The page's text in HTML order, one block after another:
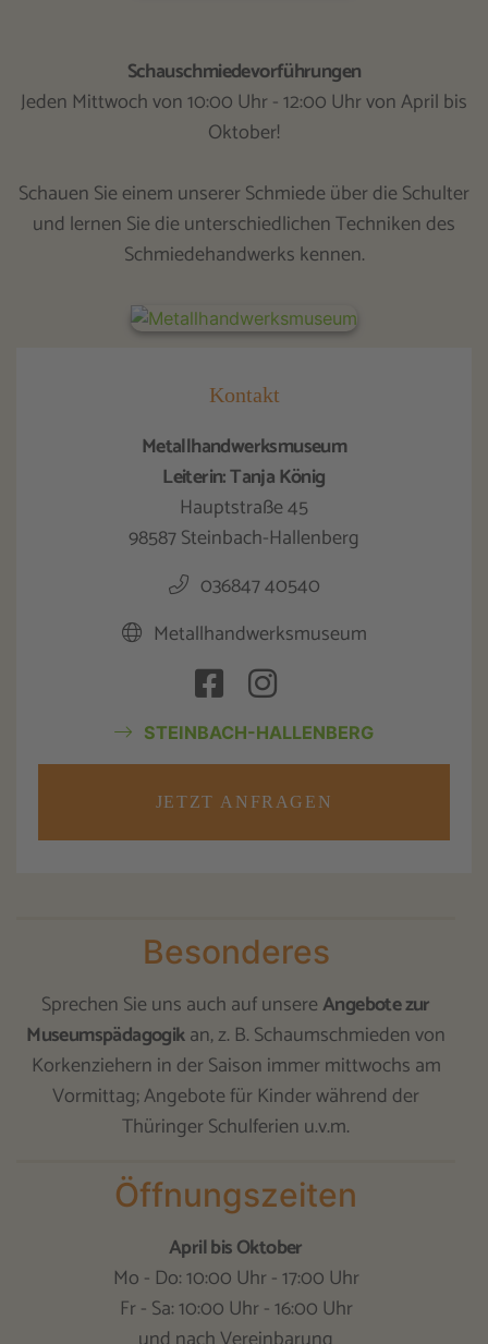
Schauschmiedevorführungen
Jeden Mittwoch von 10:00 Uhr - 12:00 Uhr von April bis
Oktober!
Schauen Sie einem unserer Schmiede über die Schulter
und lernen Sie die unterschiedlichen Techniken des
Schmiedehandwerks kennen.
Kontakt
Metallhandwerksmuseum
Leiterin: Tanja König
Hauptstraße 45
98587 Steinbach-Hallenberg
036847 40540
Metallhandwerksmuseum
STEINBACH-HALLENBERG
JETZT ANFRAGEN
Besonderes
Sprechen Sie uns auch auf unsereAngebote zur
Museumspädagogikan, z. B. Schaumschmieden von
Korkenziehern in der Saison immer mittwochs am
Vormittag; Angebote für Kinder während der
Thüringer Schulferien u.v.m.
Öffnungszeiten
April bis Oktober
Mo - Do: 10:00 Uhr - 17:00 Uhr
Fr - Sa: 10:00 Uhr - 16:00 Uhr